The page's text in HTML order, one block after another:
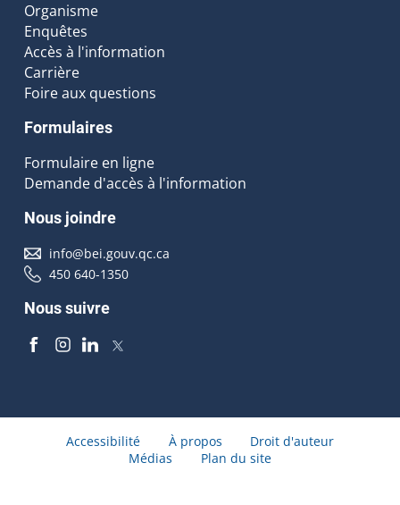
Organisme
Enquêtes
Accès à l'information
Carrière
Foire aux questions
Formulaires
Formulaire en ligne
Demande d'accès à l'information
Nous joindre
info@bei.gouv.qc.ca
450 640-1350
Nous suivre
Accessibilité À propos
Droit d'auteur
Médias
Plan du site